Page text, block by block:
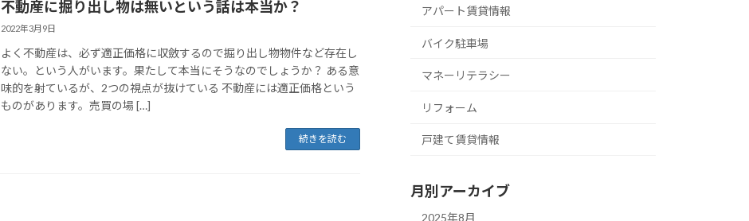
不動産に掘り出し物は無いという話は本当か？
2022年3月9日
よく不動産は、必ず適正価格に収斂するので掘り出し物物件など存在し
ない。という人がいます。果たして本当にそうなのでしょうか？ ある意
味的を射ているが、2つの視点が抜けている 不動産には適正価格という
ものがあります。売買の場 […]
続きを読む
アパート賃貸情報
バイク駐車場
マネーリテラシー
リフォーム
戸建て賃貸情報
月別アーカイブ
2025年8月